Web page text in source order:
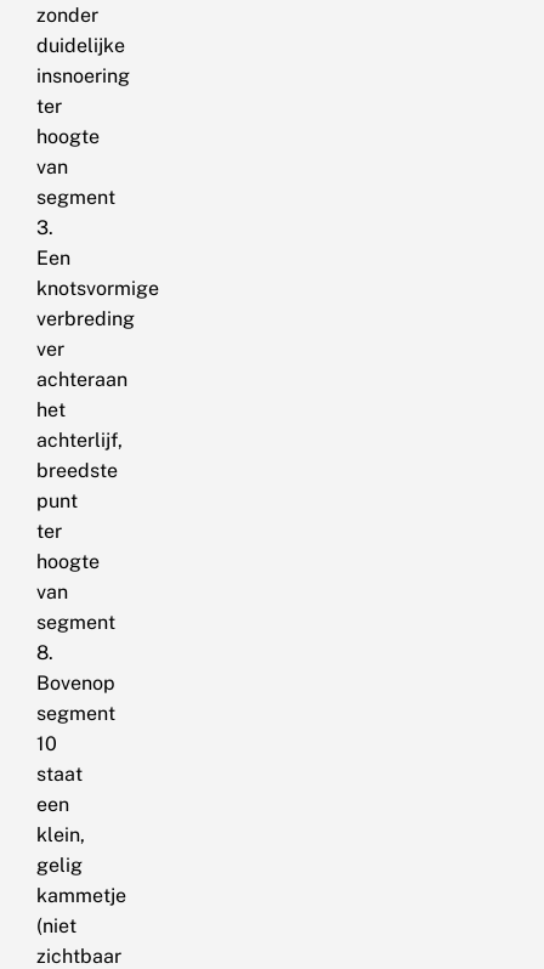
zonder
duidelijke
insnoering
ter
hoogte
van
segment
3.
Een
knotsvormige
verbreding
ver
achteraan
het
achterlijf,
breedste
punt
ter
hoogte
van
segment
8.
Bovenop
segment
10
staat
een
klein,
gelig
kammetje
(niet
zichtbaar